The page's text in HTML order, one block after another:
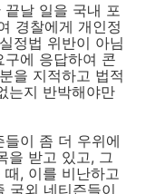
날 일을 국내 포
경찰에게 개인정
정법 위반이 아님
에 응답하여 콘
을 지적하고 법적
는지 반박해야만
이 좀 더 우위에
을 받고 있고, 그
, 이를 비난하고
국외 네티즌들이